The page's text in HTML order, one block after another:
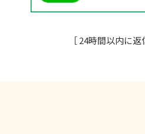
［ 24時間以内に返